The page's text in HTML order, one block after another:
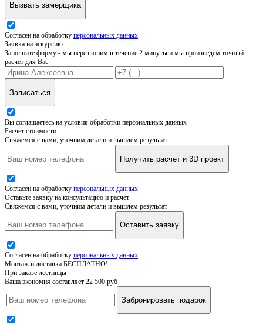
Вызвать замерщика
Согласен на обработку персональных данных
Заявка на эскурсию
Заполните форму - мы перезвоним в течение 2 минуты и мы произведем точный
расчет для Вас
Записаться
Вы соглашаетесь на условия обработки персональных данных
Расчёт стоимости
Свяжемся с вами, уточним детали и вышлем результат
Получить расчет и 3D проект
Согласен на обработку персональных данных
Оставьте заявку на консультацию и расчет
Свяжемся с вами, уточним детали и вышлем результат
Оставить заявку
Согласен на обработку персональных данных
Монтаж и доставка БЕСПЛАТНО!
При заказе лестницы
Ваша экономия составляет 22 500 руб
Забронировать подарок